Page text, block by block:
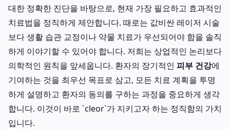
대한 정확한 진단을 바탕으로, 현재 가장 필요하고 효과적인
치료법을 정직하게 제안합니다. 때로는 값비싼 레이저 시술
보다 생활 습관 교정이나 약물 치료가 우선되어야 함을 솔직
하게 이야기할 수 있어야 합니다. 저희는 상업적인 논리보다
의학적인 원칙을 앞세웁니다. 환자의 장기적인 피부 건강에
기여하는 것을 최우선 목표로 삼고, 모든 치료 계획을 투명
하게 설명하고 환자의 동의를 구하는 과정을 중요하게 생각
합니다. 이것이 바로 `cleor`가 지키고자 하는 정직함의 가치
입니다.